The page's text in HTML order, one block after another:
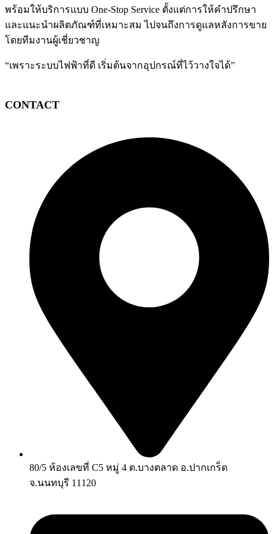
พร้อมให้บริการแบบ One-Stop Service ตั้งแต่การให้คำปรึกษา
และแนะนำผลิตภัณฑ์ที่เหมาะสม ไปจนถึงการดูแลหลังการขาย
โดยทีมงานผู้เชี่ยวชาญ
“เพราะระบบไฟฟ้าที่ดี เริ่มต้นจากอุปกรณ์ที่ไว้วางใจได้”
CONTACT
80/5 ห้องเลขที่ C5 หมู่ 4 ต.บางตลาด อ.ปากเกร็ด
จ.นนทบุรี 11120